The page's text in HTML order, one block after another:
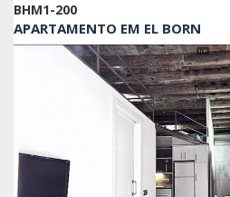
BHM1-200
APARTAMENTO EM EL BORN